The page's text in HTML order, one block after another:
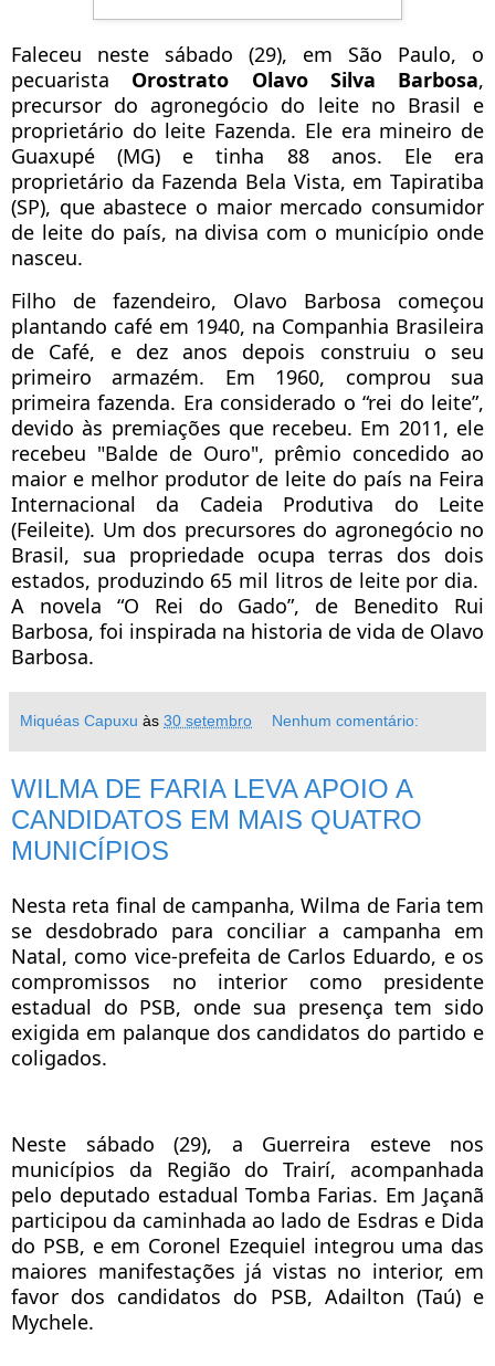
Faleceu neste sábado (29), em São Paulo, o
pecuarista Orostrato Olavo Silva Barbosa,
precursor do agronegócio do leite no Brasil e
proprietário do leite Fazenda. Ele era mineiro de
Guaxupé (MG) e tinha 88 anos. Ele era
proprietário da Fazenda Bela Vista, em Tapiratiba
(SP), que abastece o maior mercado consumidor
de leite do país, na divisa com o município onde
nasceu.
Filho de fazendeiro, Olavo Barbosa começou
plantando café em 1940, na Companhia Brasileira
de Café, e dez anos depois construiu o seu
primeiro armazém. Em 1960, comprou sua
primeira fazenda. Era considerado o “rei do leite”,
devido às premiações que recebeu. Em 2011, ele
recebeu "Balde de Ouro", prêmio concedido ao
maior e melhor produtor de leite do país na Feira
Internacional da Cadeia Produtiva do Leite
(Feileite). Um dos precursores do agronegócio no
Brasil, sua propriedade ocupa terras dos dois
estados, produzindo 65 mil litros de leite por dia.
A novela “O Rei do Gado”, de Benedito Rui
Barbosa, foi inspirada na historia de vida de Olavo
Barbosa.
Miquéas Capuxu às 30 setembro Nenhum comentário:
WILMA DE FARIA LEVA APOIO A
CANDIDATOS EM MAIS QUATRO
MUNICÍPIOS
Nesta reta final de campanha, Wilma de Faria tem
se desdobrado para conciliar a campanha em
Natal, como vice-prefeita de Carlos Eduardo, e os
compromissos no interior como presidente
estadual do PSB, onde sua presença tem sido
exigida em palanque dos candidatos do partido e
coligados.
Neste sábado (29), a Guerreira esteve nos
municípios da Região do Trairí, acompanhada
pelo deputado estadual Tomba Farias. Em Jaçanã
participou da caminhada ao lado de Esdras e Dida
do PSB, e em Coronel Ezequiel integrou uma das
maiores manifestações já vistas no interior, em
favor dos candidatos do PSB, Adailton (Taú) e
Mychele.